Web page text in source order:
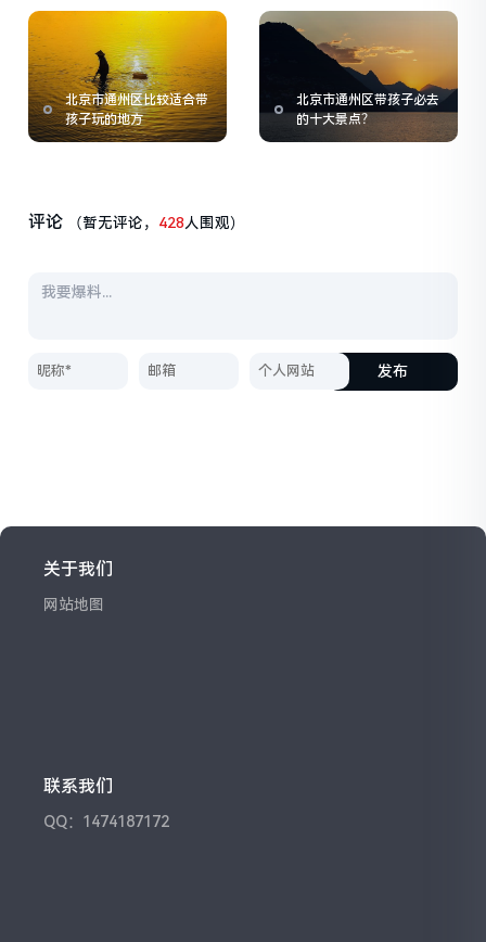
北京市通州区比较适合带
孩子玩的地方
北京市通州区带孩子必去
的十大景点？
评论 （暂无评论， 428人围观）
发布
关于我们
网站地图
联系我们
QQ：1474187172